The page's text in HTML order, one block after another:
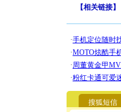
【相关链接】
搜狐短信